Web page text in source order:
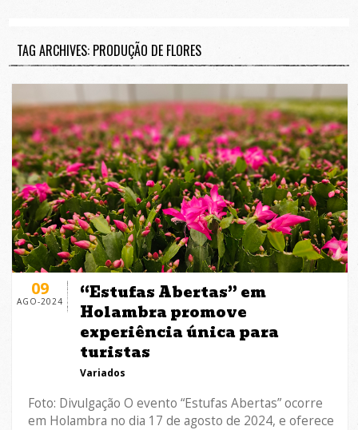
TAG ARCHIVES: PRODUÇÃO DE FLORES
09
AGO-2024
“Estufas Abertas” em
Holambra promove
experiência única para
turistas
Variados
Foto: Divulgação O evento “Estufas Abertas” ocorre
em Holambra no dia 17 de agosto de 2024, e oferece